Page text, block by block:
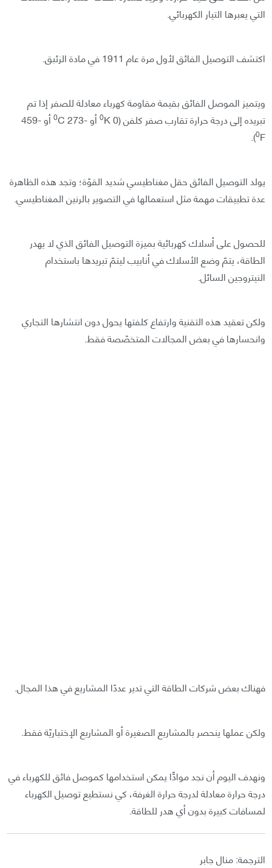
التي يعبرها التيار الكهربائي.
اكتشف التوصيل الفائق لأول مرة عام 1911 في مادة الزئبق.
ويتميز الموصل الفائق بقيمة مقاومة كهرباء معادلة للصفر إذا تم
تبريده إلى درجة حرارة تقارب صفر كلفن (0
0K أو -273 0C أو -459
0F).
يولد التوصيل الفائق حقل مغناطيسي شديد القوّة؛ وتجد هذه الظاهرة
عدة تطبيقات مهمة مثل استعمالها في التصوير بالرنين المغناطيسي.
للحصول على أسلاك كهربائية بميزة التوصيل الفائق الذي لا يهدر
الطاقة، يتمّ وضع الأسلاك في أنابيب ليتمّ تبريدها باستخدام
النيتروجين السائل.
ولكن تعقيد هذه التقنية وارتفاع كلفتها يحول دون انتشارها التجاري
وانحسارها في بعض المجالات المتخصّصة فقط.
فهناك بعض شركات الطاقة التي تدير عددًا المشاريع في هذا المجال.
ولكن عملها ينحصر بالمشاريع الصغيرة أو المشاريع الإختباريّة فقط.
ونهدف اليوم أن نجد موادًّا يمكن استخدامها كموصل فائق للكهرباء في
درجة حرارة معادلة لدرجة حرارة الغرفة، كي نستطيع توصيل الكهرباء
لمسافات كبيرة بدون أي هدر للطاقة.
الترجمة: منال جابر